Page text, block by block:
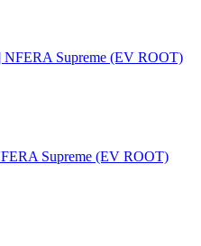
Supreme (EV ROOT)